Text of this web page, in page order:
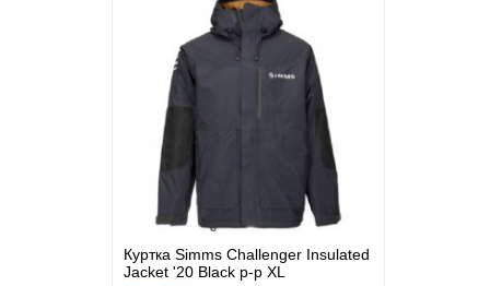
Куртка Simms Challenger Insulated
Jacket '20 Black р-р XL